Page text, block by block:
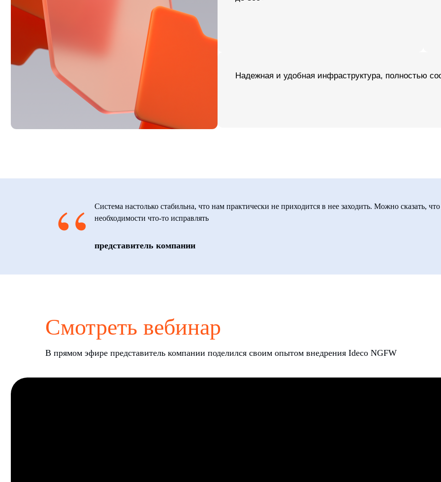
“
Система настолько стабильна, что нам практически не приходится в нее заходить. Можно сказать,
необходимости что-то исправлять
представитель компании
Смотреть вебинар
В прямом эфире представитель компании поделился своим опытом внедрения Ideco NGFW